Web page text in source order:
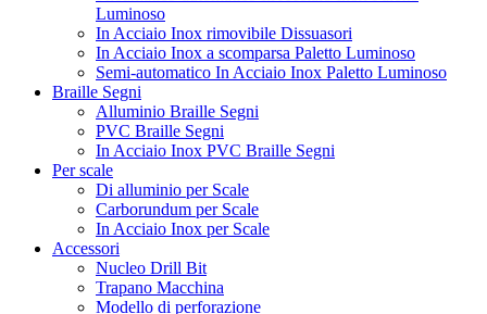
Luminoso
In Acciaio Inox rimovibile Dissuasori
In Acciaio Inox a scomparsa Paletto Luminoso
Semi-automatico In Acciaio Inox Paletto Luminoso
Braille Segni
Alluminio Braille Segni
PVC Braille Segni
In Acciaio Inox PVC Braille Segni
Per scale
Di alluminio per Scale
Carborundum per Scale
In Acciaio Inox per Scale
Accessori
Nucleo Drill Bit
Trapano Macchina
Modello di perforazione